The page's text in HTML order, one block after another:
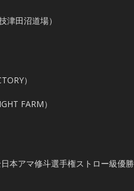
津田沼道場）
）
FARM）
本アマ修斗選手権ストロー級優勝